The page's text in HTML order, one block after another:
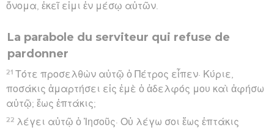
ὄνομα, ἐκεῖ εἰμι ἐν μέσῳ αὐτῶν.
La parabole du serviteur qui refuse de
pardonner
21 Τότε προσελθὼν αὐτῷ ὁ Πέτρος εἶπεν· Κύριε,
ποσάκις ἁμαρτήσει εἰς ἐμὲ ὁ ἀδελφός μου καὶ ἀφήσω
αὐτῷ; ἕως ἑπτάκις;
22 λέγει αὐτῷ ὁ Ἰησοῦς· Οὐ λέγω σοι ἕως ἑπτάκις